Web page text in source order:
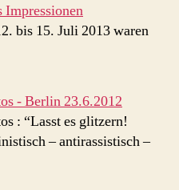
Impressionen
bis 15. Juli 2013 waren
- Berlin 23.6.2012
: “Lasst es glitzern!
– antirassistisch –